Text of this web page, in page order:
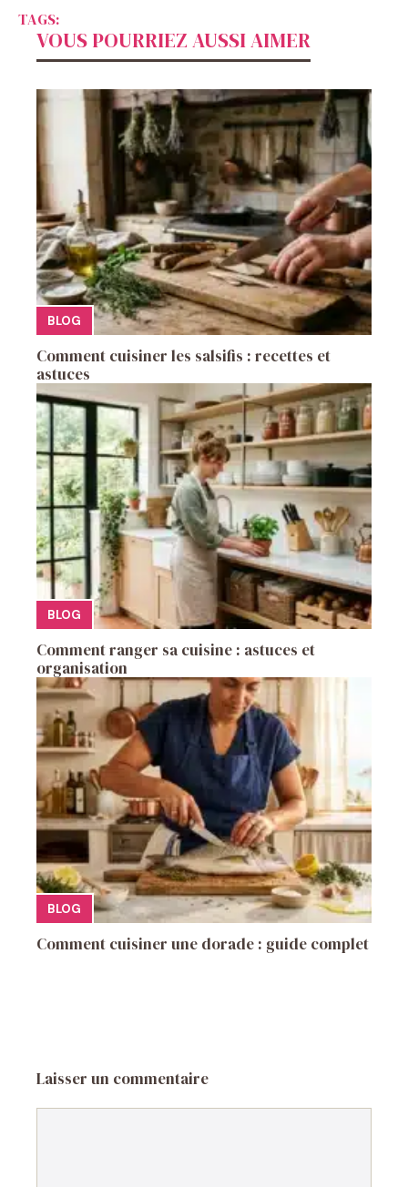
TAGS:
VOUS POURRIEZ AUSSI AIMER
BLOG
Comment cuisiner les salsifis : recettes et
astuces
BLOG
Comment ranger sa cuisine : astuces et
organisation
BLOG
Comment cuisiner une dorade : guide complet
Laisser un commentaire